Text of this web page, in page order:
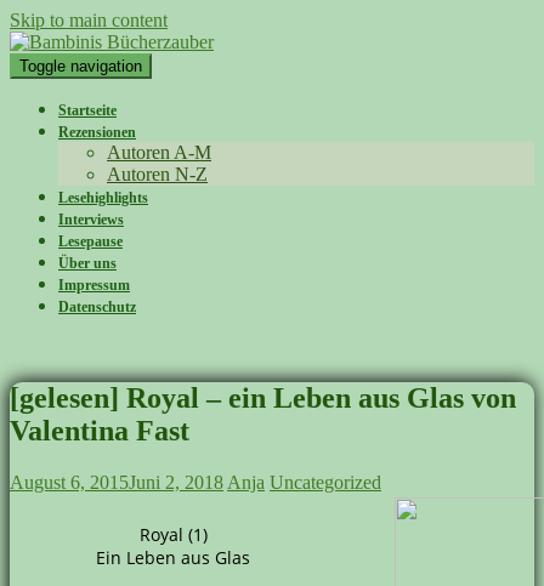
Skip to main content
Toggle navigation
Startseite
Rezensionen
Autoren A-M
Autoren N-Z
Lesehighlights
Interviews
Lesepause
Über uns
Impressum
Datenschutz
[gelesen] Royal – ein Leben aus Glas von
Valentina Fast
August 6, 2015Juni 2, 2018 Anja Uncategorized
Royal (1)
Ein Leben aus Glas